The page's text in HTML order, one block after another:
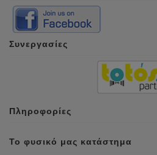
Συνεργασίες
Πληροφορίες
Το φυσικό μας κατάστημα